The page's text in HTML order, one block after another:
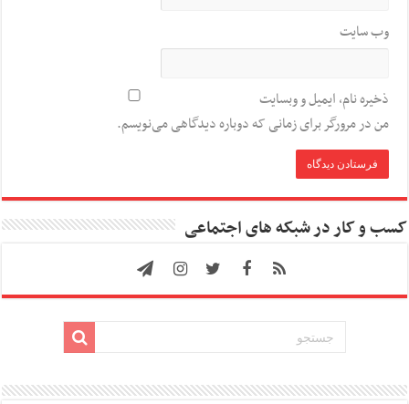
وب‌ سایت
ذخیره نام، ایمیل و وبسایت
من در مرورگر برای زمانی که دوباره دیدگاهی می‌نویسم.
کسب و کار در شبکه های اجتماعی